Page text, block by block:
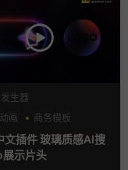
生器
画
商务模板
芯片
文插件 玻璃质感AI搜
示片头